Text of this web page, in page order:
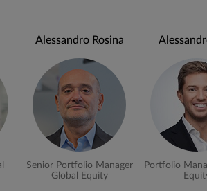
cui investimenti sostenibili (*) almeno 80%)
limiti ESG a cui si attiene il fondo si rimanda
- Obiettivo di investimento
con un benchmark di riferimento.
emittenti, in particolare con focus sugli
Alessandro Rosina
Senior Portfolio Manager
Global Equity
Portfolio